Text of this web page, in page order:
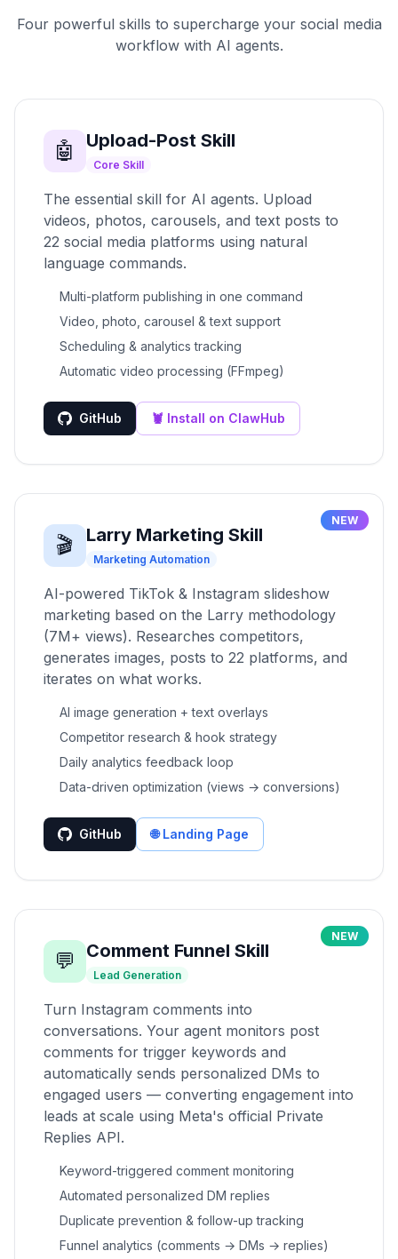
Four powerful skills to supercharge your social media
workflow with AI agents.
🤖 Upload-Post Skill
Core Skill
The essential skill for AI agents. Upload
videos, photos, carousels, and text posts to
22 social media platforms using natural
language commands.
Multi-platform publishing in one command
Video, photo, carousel & text support
Scheduling & analytics tracking
Automatic video processing (FFmpeg)
GitHub 🦞 Install on ClawHub
NEW
🎬 Larry Marketing Skill
Marketing Automation
AI-powered TikTok & Instagram slideshow
marketing based on the Larry methodology
(7M+ views). Researches competitors,
generates images, posts to 22 platforms, and
iterates on what works.
AI image generation + text overlays
Competitor research & hook strategy
Daily analytics feedback loop
Data-driven optimization (views → conversions)
GitHub 🌐 Landing Page
NEW
💬 Comment Funnel Skill
Lead Generation
Turn Instagram comments into
conversations. Your agent monitors post
comments for trigger keywords and
automatically sends personalized DMs to
engaged users — converting engagement into
leads at scale using Meta's official Private
Replies API.
Keyword-triggered comment monitoring
Automated personalized DM replies
Duplicate prevention & follow-up tracking
Funnel analytics (comments → DMs → replies)